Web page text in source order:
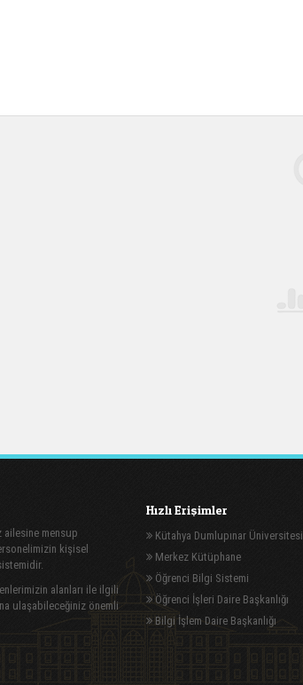
ailesine mensup
kişisel
alanları ile ilgili
ulaşabileceğiniz önemli
Hızlı Erişimler
Kütahya Dumlupınar Üniversitesi
Merkez Kütüphane
Öğrenci Bilgi Sistemi
Öğrenci İşleri Daire Başkanlığı
Bilgi İşlem Daire Başkanlığı